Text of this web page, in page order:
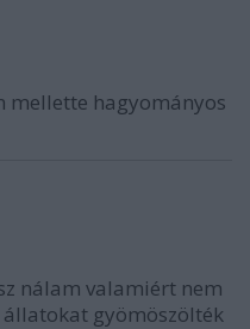
mellette hagyományos
nálam valamiért nem
gyömöszölték